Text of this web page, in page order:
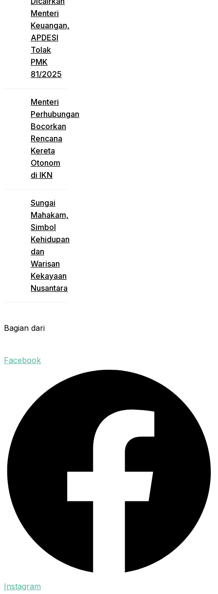
Menteri
Keuangan,
APDESI
Tolak
PMK
81/2025
Menteri
Perhubungan
Bocorkan
Rencana
Kereta
Otonom
di IKN
Sungai
Mahakam,
Simbol
Kehidupan
dan
Warisan
Kekayaan
Nusantara
Bagian dari
Facebook
Instagram